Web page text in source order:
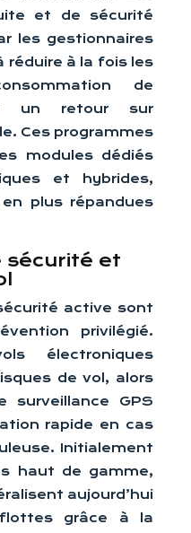
et de sécurité
les gestionnaires
à la fois les
de
un retour sur
Ces programmes
modules dédiés
et hybrides,
plus répandues
sécurité et
active sont
privilégié.
électroniques
de vol, alors
surveillance GPS
rapide en cas
Initialement
haut de gamme,
aujourd’hui
flottes grâce à la